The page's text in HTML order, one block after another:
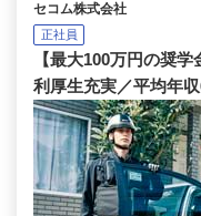
セコム株式会社
正社員
【最大100万円の奨
利厚生充実／平均年